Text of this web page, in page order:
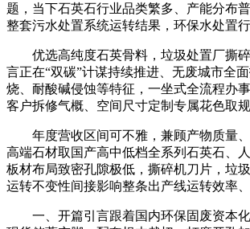
题，当下石英石行业品类繁多、产能分布
整套污水处置系统运转结果，环保水处置
优选高纯度石英骨料，垃圾处置厂撕碎
言正在“双碳”计谋持续推进、无废城市全
烧、耐酸碱侵蚀等特征，一坐式全流程办
客户拆修气概、空间尺寸定制专属花色取
年度营收区间可不雅，兼顾产物质量、
高端石材取国产高中低档全系列石英石、
板材布局致密孔隙极低，撕碎机刀片，垃
运转不变性间接影响整条出产线运转效率
一、开篇引言跟着国内环保固废资本化